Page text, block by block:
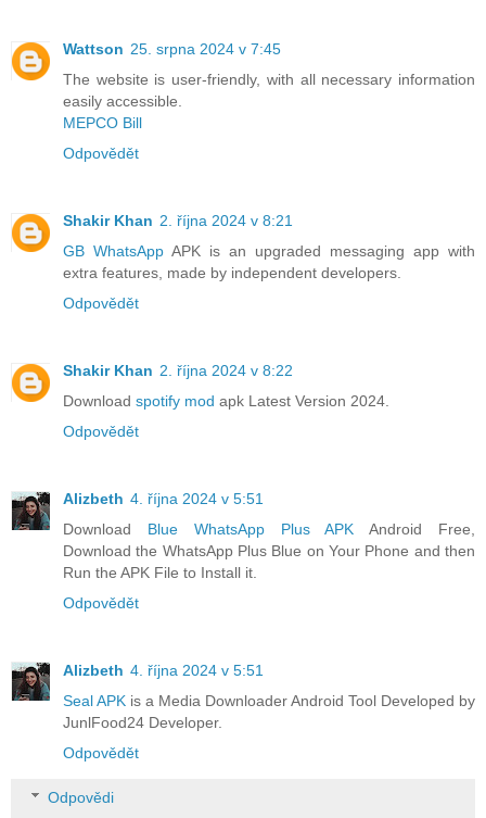
Wattson 25. srpna 2024 v 7:45
The website is user-friendly, with all necessary information
easily accessible.
MEPCO Bill
Odpovědět
Shakir Khan 2. října 2024 v 8:21
GB WhatsApp APK is an upgraded messaging app with
extra features, made by independent developers.
Odpovědět
Shakir Khan 2. října 2024 v 8:22
Download spotify mod apk Latest Version 2024.
Odpovědět
Alizbeth 4. října 2024 v 5:51
Download Blue WhatsApp Plus APK Android Free,
Download the WhatsApp Plus Blue on Your Phone and then
Run the APK File to Install it.
Odpovědět
Alizbeth 4. října 2024 v 5:51
Seal APK is a Media Downloader Android Tool Developed by
JunlFood24 Developer.
Odpovědět
Odpovědi